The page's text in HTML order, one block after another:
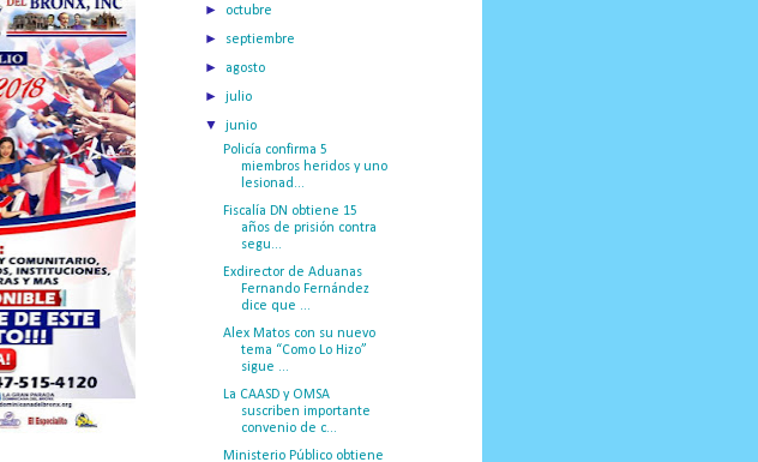
► octubre
► septiembre
► agosto
►julio
▼junio
Policía confirma 5
miembros heridos y uno
lesionad...
Fiscalía DN obtiene 15
años de prisión contra
segu...
Exdirector de Aduanas
Fernando Fernández
dice que ...
Alex Matos con su nuevo
tema “Como Lo Hizo”
sigue ...
La CAASD y OMSA
suscriben importante
convenio de c...
Ministerio Público obtiene